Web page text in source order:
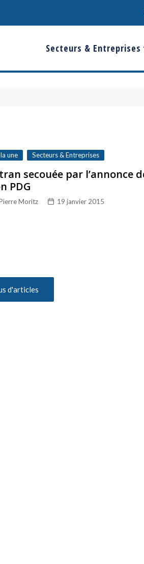
Secteurs & Entreprises
Banques & Finances
Défense & Aéronautique
Santé & Biotechnologie
une Secteurs & Entreprises
secouée par l’annonce
PDG
Moritz 19 janvier 2015
d'articles